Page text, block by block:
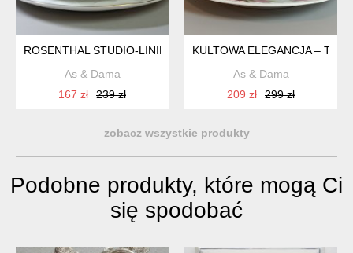
ROSENTHAL STUDIO-LINIE – LOTUS GOLD SILHOUETTE –
As & Dama
167 zł
239 zł
KULTOWA ELEGANCJA –
As & Dama
209 zł
299 zł
zobacz wszystkie produkty
Podobne produkty, które mogą Ci
się spodobać